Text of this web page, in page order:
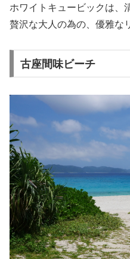
ホワイトキュービックは、
贅沢な大人の為の、優雅な
古座間味ビーチ